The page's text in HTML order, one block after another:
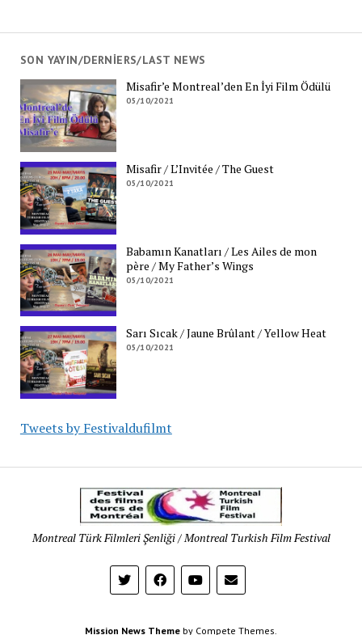
SON YAYIN/DERNIERS/LAST NEWS
Misafir’e Montreal’den En İyi Film Ödülü
05/10/2021
Misafir / L’Invitée / The Guest
05/10/2021
Babamın Kanatları / Les Ailes de mon
père / My Father’s Wings
05/10/2021
Sarı Sıcak / Jaune Brûlant / Yellow Heat
05/10/2021
Tweets by Festivaldufilmt
Festival
des
films
Montreal Türk Filmleri Şenliği / Montreal Turkish Film Festival
Mission News Theme by Compete Themes.